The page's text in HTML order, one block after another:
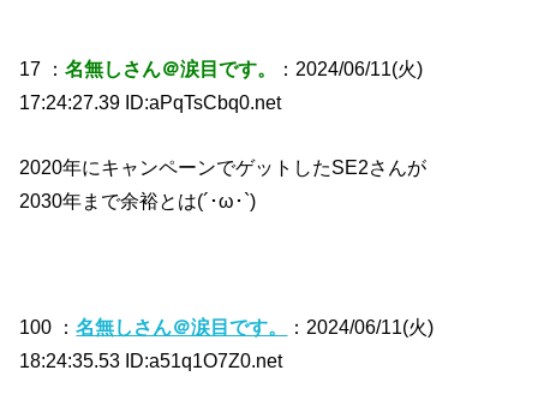
17 ：名無しさん＠涙目です。
：2024/06/11(火)
17:24:27.39 ID:aPqTsCbq0.net
2020年にキャンペーンでゲットしたSE2さんが
2030年まで余裕とは(´･ω･`)
100 ：名無しさん＠涙目です。
：2024/06/11(火)
18:24:35.53 ID:a51q1O7Z0.net